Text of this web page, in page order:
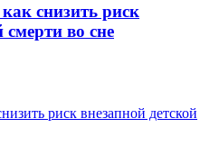
снизить риск
смерти во сне
риск внезапной детской